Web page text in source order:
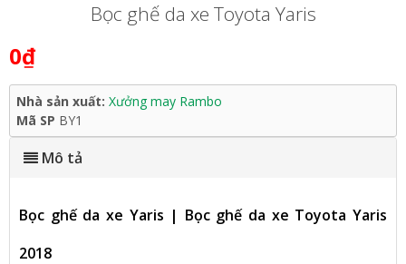
Bọc ghế da xe Toyota Yaris
0₫
Nhà sản xuất: Xưởng may Rambo
Mã SP BY1
Mô tả
Bọc ghế da xe Yaris | Bọc ghế da xe Toyota Yaris
2018